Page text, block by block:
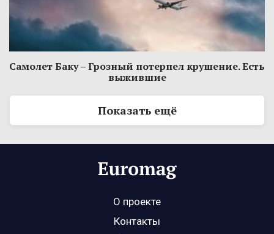
Самолет Баку – Грозный потерпел крушение. Есть
выжившие
Показать ещё
О проекте
Контакты